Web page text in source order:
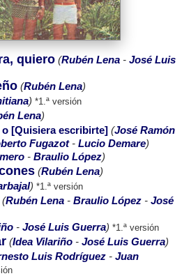
quiero (Rubén Lena - José Luis
(Rubén Lena)
) *1.ª versión
Lena)
o [Quisiera escribirte] (José Ramón
Fugazot- Lucio Demare)
- Braulio López)
(Rubén Lena)
) *1.ª versión
(Rubén Lena - Braulio López - José
- José Luis Guerra) *1.ª versión
(Idea Vilariño - José Luis Guerra)
Luis Rodríguez - Juan